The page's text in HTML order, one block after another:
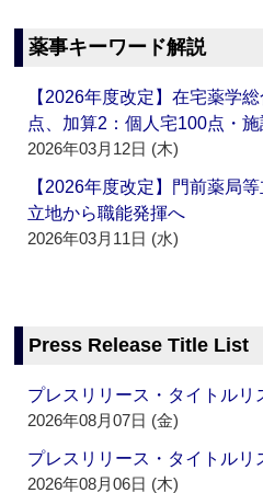
薬事キーワード解説
【2026年度改定】在宅薬学
点、加算2：個人宅100点・
2026年03月12日 (木)
【2026年度改定】門前薬局
立地から職能発揮へ
2026年03月11日 (水)
Press Release Title List
プレスリリース・タイトル
2026年08月07日 (金)
プレスリリース・タイトル
2026年08月06日 (木)